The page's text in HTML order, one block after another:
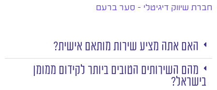
חברת שיווק דיגיטלי – סער ברעם
האם אתה מציע שירות מותאם אישית?
מהם השירותים הטובים ביותר לקידום ממומן
בישראל?